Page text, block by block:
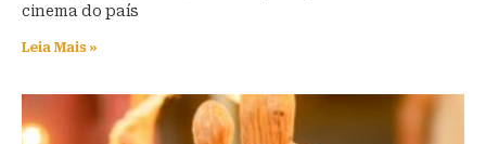
cinema do país
Leia Mais »